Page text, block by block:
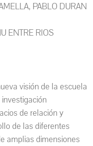
PABLO DURAN
ENTRE RIOS
visión de la escuela
de relación y
de las diferentes
amplias dimensiones